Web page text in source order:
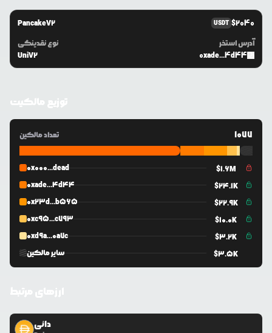
PancakeV2 USDT $2040
نوع نقدینگی
UniV2
آدرس استخر
0xade...4d44
توزیع مالکیت
تعداد مالکین 1077
0x000...dead $1.6M
0xade...4d44
$24.1K
0x23d...b565
$22.9K
0xc95...c793
$10.0K
0xd9a...0a7c
$3.2K
سایر مالکین
$3.5K
دائی